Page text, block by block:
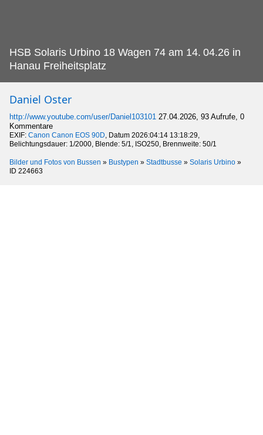
HSB Solaris Urbino 18 Wagen 74 am 14. 04.26 in
Hanau Freiheitsplatz
Daniel Oster
http://www.youtube.com/user/Daniel103101 27.04.2026, 93 Aufrufe, 0
Kommentare
EXIF: Canon Canon EOS 90D, Datum 2026:04:14 13:18:29,
Belichtungsdauer: 1/2000, Blende: 5/1, ISO250, Brennweite: 50/1
Bilder und Fotos von Bussen » Bustypen » Stadtbusse » Solaris Urbino »
ID 224663